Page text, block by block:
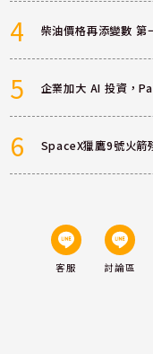
4 柴油價格再添變數 第
5 企業加大 AI 投資，
6 SpaceX獵鷹9號火
客服 討論區